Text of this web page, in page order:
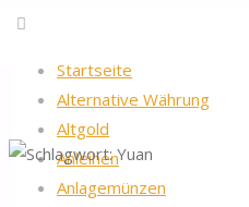
Startseite
Alternative Währung
Altgold
Anleihen
Anlagemünzen
Startseite
Beiträge verschlagwortet